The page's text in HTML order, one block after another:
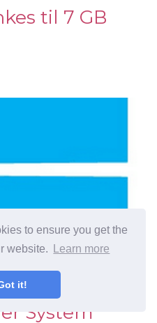
to ensure you get the
website.
Learn more
it!
til 7 GB
Event
System